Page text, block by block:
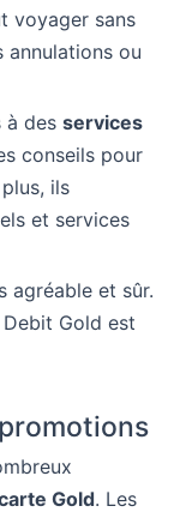
voyager sans
annulations ou
à des services
conseils pour
ils
et services
agréable et sûr.
Gold est
Gold. Les